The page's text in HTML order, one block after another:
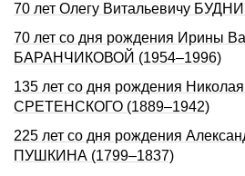
70 лет Олегу Витальевичу
70 лет со дня рождения Ирины
БАРАНЧИКОВОЙ (1954–1996)
135 лет со дня рождения
СРЕТЕНСКОГО (1889–1942)
225 лет со дня рождения
ПУШКИHА (1799–1837)